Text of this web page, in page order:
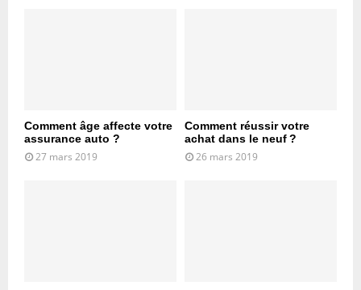
Comment âge affecte votre
assurance auto ?
27 mars 2019
Comment réussir votre
achat dans le neuf ?
26 mars 2019